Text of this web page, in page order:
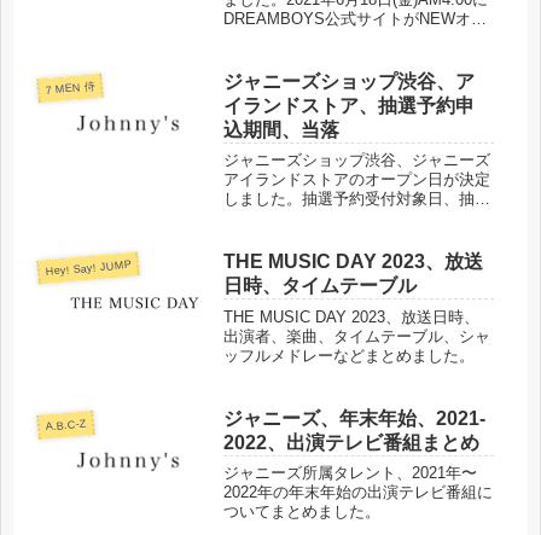
DREAMBOYS公式サイトがNEWオー
7 MEN 侍
ジャニーズショップ渋谷、ア
イランドストア、抽選予約申
込期間、当落
ジャニーズショップ渋谷、ジャニーズ
アイランドストアのオープン日が決定
しました。抽選予約受付対象日、抽選
Hey! Say! JUMP
THE MUSIC DAY 2023、放送
日時、タイムテーブル
THE MUSIC DAY 2023、放送日時、
出演者、楽曲、タイムテーブル、シャ
ッフルメドレーなどまとめました。
A.B.C-Z
ジャニーズ、年末年始、2021-
2022、出演テレビ番組まとめ
ジャニーズ所属タレント、2021年〜
2022年の年末年始の出演テレビ番組に
ついてまとめました。